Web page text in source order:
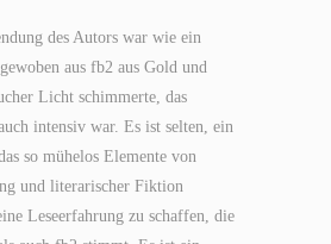
des Autors war wie ein
aus fb2 aus Gold und
Licht schimmerte, das
intensiv war. Es ist selten, ein
so mühelos Elemente von
und literarischer Fiktion
Leseerfahrung zu schaffen, die